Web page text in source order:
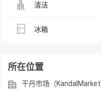
清洁
冰箱
所在位置
干丹市场（